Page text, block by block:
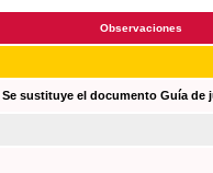
Observaciones
Se sustituye el documento Guía de